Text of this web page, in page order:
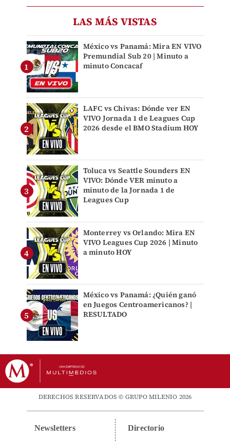
LAS MÁS VISTAS
México vs Panamá: Mira EN VIVO
Premundial Sub 20 | Minuto a
minuto Concacaf
LAFC vs Chivas: Dónde ver EN
VIVO Jornada 1 de Leagues Cup
2026 desde el BMO Stadium HOY
Toluca vs Seattle Sounders EN
VIVO: Dónde VER minuto a
minuto de la Jornada 1 de
Leagues Cup
Monterrey vs Orlando: Mira EN
VIVO Leagues Cup 2026 | Minuto
a minuto HOY
México vs Panamá: ¿Quién ganó
en Juegos Centroamericanos? |
RESULTADO
DERECHOS RESERVADOS © GRUPO MILENIO 2026
Newsletters Directorio